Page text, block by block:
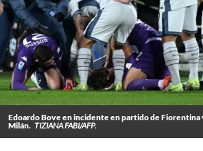
Edoardo Bove en incidente en partido de Fiorentina
Milán. TIZIANA FABI/AFP.